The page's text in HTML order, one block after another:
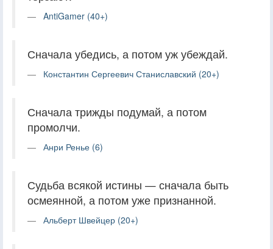
AntiGamer (40+)
Сначала убедись, а потом уж убеждай.
Константин Сергеевич Станиславский (20+)
Сначала трижды подумай, а потом
промолчи.
Анри Ренье (6)
Судьба всякой истины — сначала быть
осмеянной, а потом уже признанной.
Альберт Швейцер (20+)